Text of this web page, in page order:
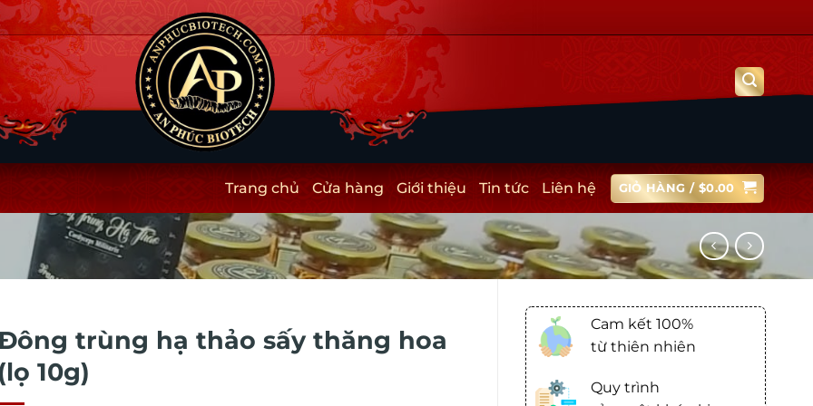
Trang chủ Cửa hàng Giới thiệu Tin tức Liên hệ GIỎ HÀNG / $0.00
Cam kết 100%
từ thiên nhiên
Quy trình
trùng hạ thảo sấy thăng hoa
(lọ 10g)